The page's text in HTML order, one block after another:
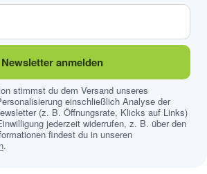
Newsletter anmelden
stimmst du dem Versand unseres
einschließlich Analyse der
(z. B. Öffnungsrate, Klicks auf Links)
jederzeit widerrufen, z. B. über den
findest du in unseren
.